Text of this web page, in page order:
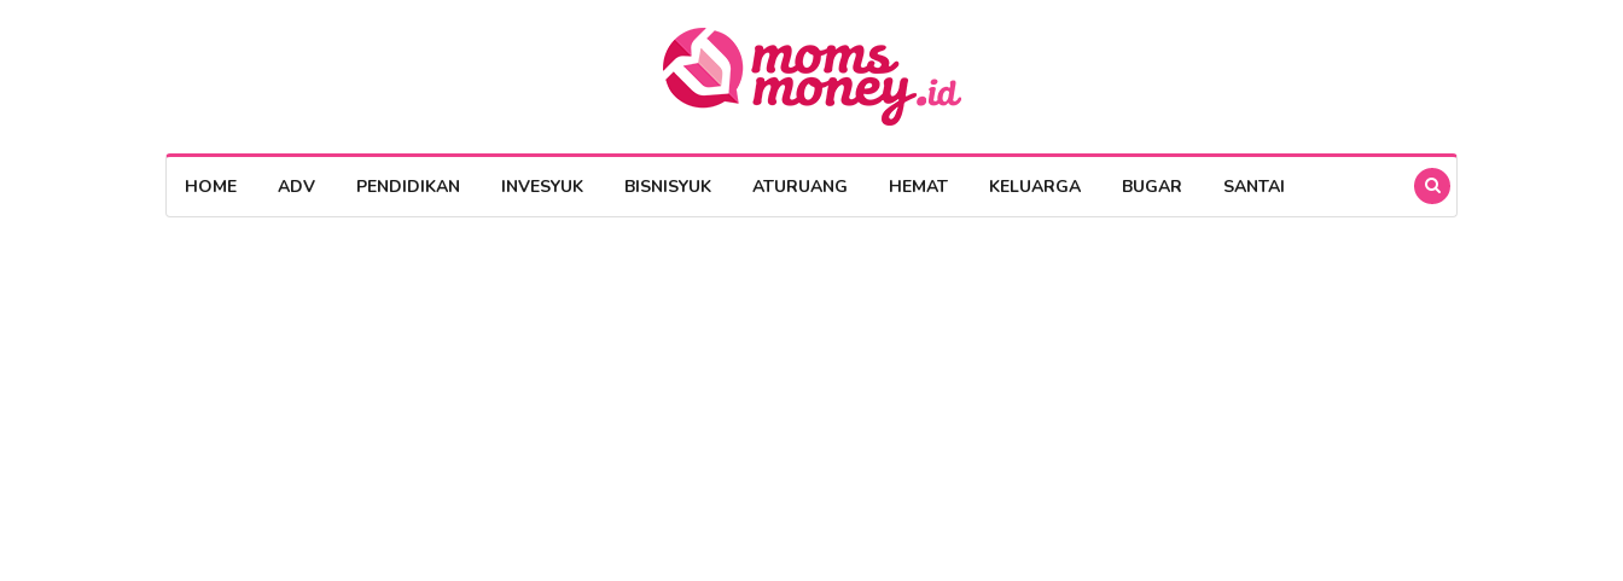
HOME ADV PENDIDIKAN INVESYUK BISNISYUK ATURUANG HEMAT KELUARGA BUGAR SANTAI